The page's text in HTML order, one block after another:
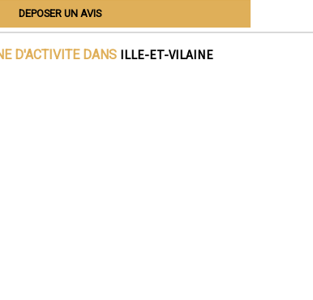
DEPOSER UN AVIS
D'ACTIVITE DANS ILLE-ET-VILAINE